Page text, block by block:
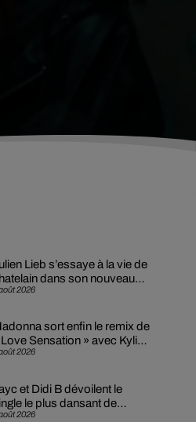
2026
Lieb s’essaye à la vie de
dans son nouveau
2026
sort enfin le remix de
Love Sensation » avec Kylie
2026
et Didi B dévoilent le
le plus dansant de